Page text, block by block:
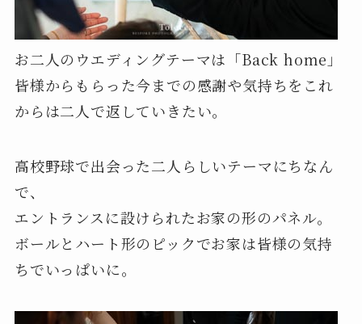
お二人のウエディングテーマは「Back home」
皆様からもらった今までの感謝や気持ちをこれ
からは二人で返していきたい。
高校野球で出会った二人らしいテーマにちなん
で、
エントランスに設けられたお家の形のパネル。
ボールとハート形のピックでお家は皆様の気持
ちでいっぱいに。